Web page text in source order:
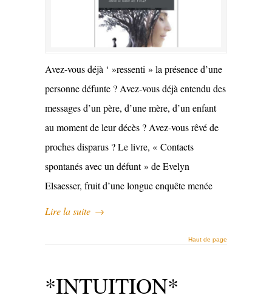
Avez-vous déjà ‘ »ressenti » la présence d’une
personne défunte ? Avez-vous déjà entendu des
messages d’un père, d’une mère, d’un enfant
au moment de leur décès ? Avez-vous rêvé de
proches disparus ? Le livre, « Contacts
spontanés avec un défunt » de Evelyn
Elsaesser, fruit d’une longue enquête menée
Lire la suite →
Haut de page
*INTUITION*